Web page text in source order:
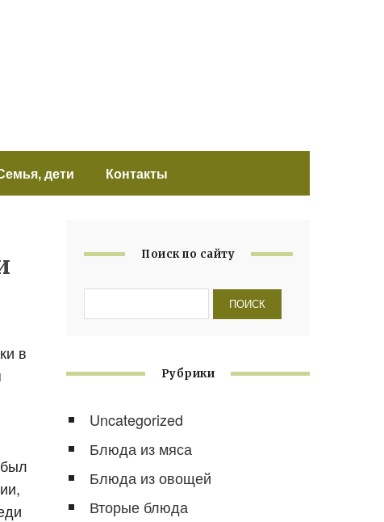
дети Контакты
в
Поиск по сайту
Рубрики
Uncategorized
Блюда из мяса
Блюда из овощей
Вторые блюда